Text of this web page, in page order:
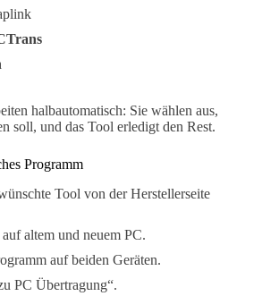
halbautomatisch: Sie wählen aus,
soll, und das Tool erledigt den Rest.
Programm
Tool von der Herstellerseite
altem und neuem PC.
auf beiden Geräten.
PC Übertragung“.